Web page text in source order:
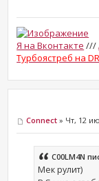
Я на Вконтакте ///
Турбоястреб на
Connect » Чт, 12
C00LM4N
Мек рулит)